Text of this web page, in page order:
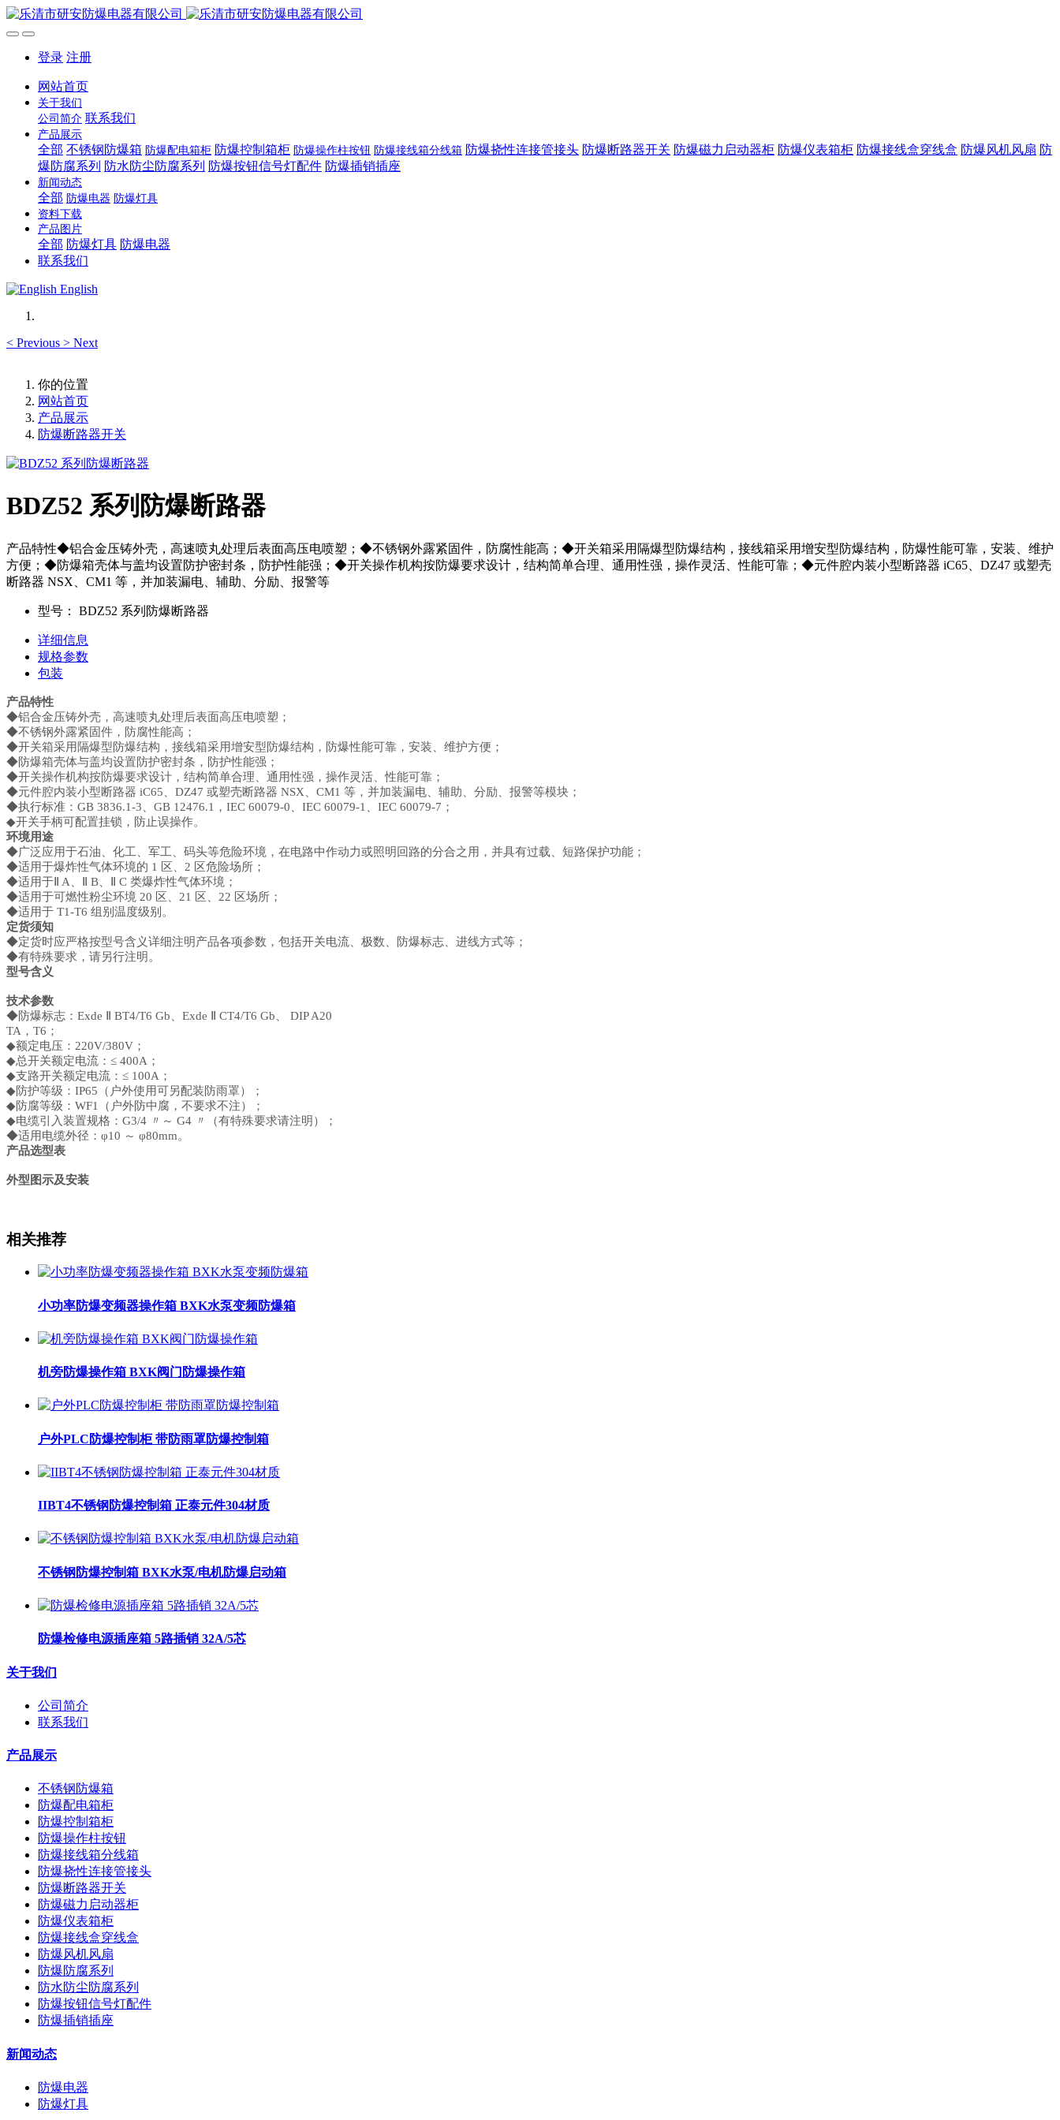
登录 注册
网站首页
关于我们
公司简介 联系我们
产品展示
全部 不锈钢防爆箱 防爆配电箱柜 防爆控制箱柜 防爆操作柱按钮 防爆接线箱分线箱 防爆挠性连接管接头 防爆断路器开关 防爆磁力启动器柜 防爆仪表箱柜 防爆接线盒穿线盒 防爆风机风扇 防
爆防腐系列 防水防尘防腐系列 防爆按钮信号灯配件 防爆插销插座
新闻动态
全部 防爆电器 防爆灯具
资料下载
产品图片
全部 防爆灯具 防爆电器
联系我们
English
< Previous > Next
你的位置
网站首页
产品展示
防爆断路器开关
BDZ52 系列防爆断路器
产品特性◆铝合金压铸外壳，高速喷丸处理后表面高压电喷塑；◆不锈钢外露紧固件，防腐性能高；◆开关箱采用隔爆型防爆结构，接线箱采用增安型防爆结构，防爆性能可靠，安装、维护
方便；◆防爆箱壳体与盖均设置防护密封条，防护性能强；◆开关操作机构按防爆要求设计，结构简单合理、通用性强，操作灵活、性能可靠；◆元件腔内装小型断路器 iC65、DZ47 或塑壳
断路器 NSX、CM1 等，并加装漏电、辅助、分励、报警等
型号： BDZ52 系列防爆断路器
详细信息
规格参数
包装
产品特性
◆铝合金压铸外壳，高速喷丸处理后表面高压电喷塑；
◆不锈钢外露紧固件，防腐性能高；
◆开关箱采用隔爆型防爆结构，接线箱采用增安型防爆结构，防爆性能可靠，安装、维护方便；
◆防爆箱壳体与盖均设置防护密封条，防护性能强；
◆开关操作机构按防爆要求设计，结构简单合理、通用性强，操作灵活、性能可靠；
◆元件腔内装小型断路器 iC65、DZ47 或塑壳断路器 NSX、CM1 等，并加装漏电、辅助、分励、报警等模块；
◆执行标准：GB 3836.1-3、GB 12476.1，IEC 60079-0、IEC 60079-1、IEC 60079-7；
◆开关手柄可配置挂锁，防止误操作。
环境用途
◆广泛应用于石油、化工、军工、码头等危险环境，在电路中作动力或照明回路的分合之用，并具有过载、短路保护功能；
◆适用于爆炸性气体环境的 1 区、2 区危险场所；
◆适用于Ⅱ A、Ⅱ B、Ⅱ C 类爆炸性气体环境；
◆适用于可燃性粉尘环境 20 区、21 区、22 区场所；
◆适用于 T1-T6 组别温度级别。
定货须知
◆定货时应严格按型号含义详细注明产品各项参数，包括开关电流、极数、防爆标志、进线方式等；
◆有特殊要求，请另行注明。
型号含义
技术参数
◆防爆标志：Exde Ⅱ BT4/T6 Gb、Exde Ⅱ CT4/T6 Gb、 DIP A20
TA，T6；
◆额定电压：220V/380V；
◆总开关额定电流：≤ 400A；
◆支路开关额定电流：≤ 100A；
◆防护等级：IP65（户外使用可另配装防雨罩）；
◆防腐等级：WF1（户外防中腐，不要求不注）；
◆电缆引入装置规格：G3/4 〃～ G4 〃（有特殊要求请注明）；
◆适用电缆外径：φ10 ～ φ80mm。
产品选型表
外型图示及安装
相关推荐
小功率防爆变频器操作箱 BXK水泵变频防爆箱
机旁防爆操作箱 BXK阀门防爆操作箱
户外PLC防爆控制柜 带防雨罩防爆控制箱
IIBT4不锈钢防爆控制箱 正泰元件304材质
不锈钢防爆控制箱 BXK水泵/电机防爆启动箱
防爆检修电源插座箱 5路插销 32A/5芯
关于我们
公司简介
联系我们
产品展示
不锈钢防爆箱
防爆配电箱柜
防爆控制箱柜
防爆操作柱按钮
防爆接线箱分线箱
防爆挠性连接管接头
防爆断路器开关
防爆磁力启动器柜
防爆仪表箱柜
防爆接线盒穿线盒
防爆风机风扇
防爆防腐系列
防水防尘防腐系列
防爆按钮信号灯配件
防爆插销插座
新闻动态
防爆电器
防爆灯具